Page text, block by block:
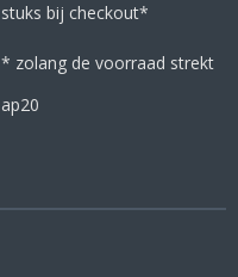
stuks bij checkout*
* zolang de voorraad strekt
ap20